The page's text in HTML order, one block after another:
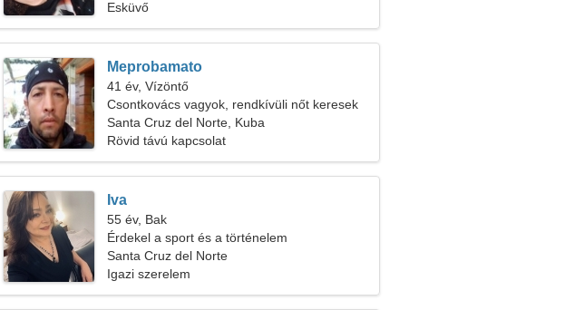
Esküvő
Meprobamato
41 év, Vízöntő
Csontkovács vagyok, rendkívüli nőt keresek
Santa Cruz del Norte, Kuba
Rövid távú kapcsolat
Iva
55 év, Bak
Érdekel a sport és a történelem
Santa Cruz del Norte
Igazi szerelem